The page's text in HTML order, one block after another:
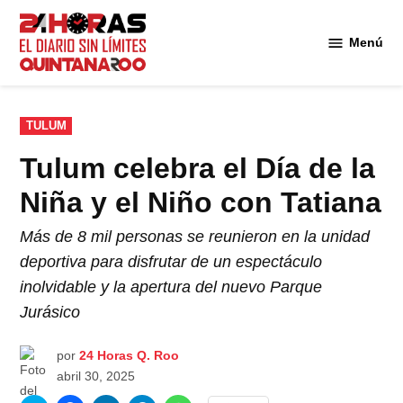
Saltar
contenido
Menú
PUBLICADO
EN
TULUM
Tulum celebra el Día de la
Niña y el Niño con Tatiana
Más de 8 mil personas se reunieron en la unidad
deportiva para disfrutar de un espectáculo
inolvidable y la apertura del nuevo Parque
Jurásico
por 24 Horas Q. Roo
abril 30, 2025